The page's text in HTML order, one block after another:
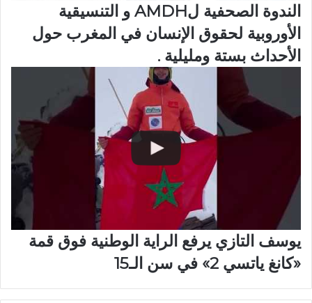
الندوة الصحفية لAMDH و التنسيقية
الأوروبية لحقوق الإنسان في المغرب حول
الأحداث بستة ومليلية .
يوسف التازي يرفع الراية الوطنية فوق قمة
«كانغ ياتسي 2» في سن الـ15